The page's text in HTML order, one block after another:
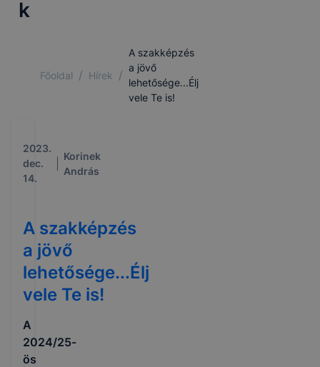
k
Főoldal / Hírek /
A szakképzés
a jövő
lehetősége...Élj
vele Te is!
2023.
dec.
14.
Korinek
András
A szakképzés
a jövő
lehetősége...Élj
vele Te is!
A
2024/25-
ös